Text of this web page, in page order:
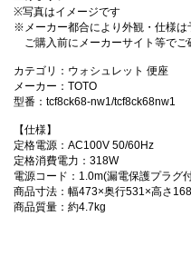
※写真はイメージです
※メーカー都合により外観・仕様は
ご購入前にメーカーサイト等でご
カテゴリ：ウォシュレット 便座
メーカー：TOTO
型番：tcf8ck68-nw1/tcf8ck68nw1
【仕様】
定格電源：AC100V 50/60Hz
定格消費電力：318W
電源コード：1.0m(漏電保護プラグ
商品寸法：幅473×奥行531×高さ
商品質量：約4.7kg